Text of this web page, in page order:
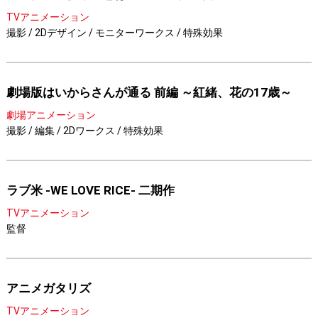
TVアニメーション
撮影 / 2Dデザイン / モニターワークス / 特殊効果
劇場版はいからさんが通る 前編 ～紅緒、花の17歳～
劇場アニメーション
撮影 / 編集 / 2Dワークス / 特殊効果
ラブ米 -WE LOVE RICE- 二期作
TVアニメーション
監督
アニメガタリズ
TVアニメーション